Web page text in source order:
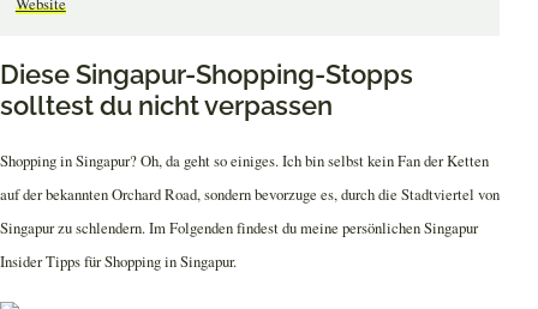
Diese Singapur-Shopping-Stopps
solltest du nicht verpassen
Shopping in Singapur? Oh, da geht so einiges. Ich bin selbst kein Fan der Ketten
auf der bekannten Orchard Road, sondern bevorzuge es, durch die Stadtviertel von
Singapur zu schlendern. Im Folgenden findest du meine persönlichen Singapur
Insider Tipps für Shopping in Singapur.